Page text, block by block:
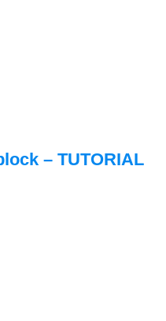
– TUTORIAL